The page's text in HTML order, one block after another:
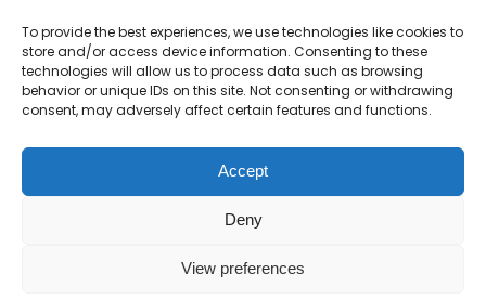
To provide the best experiences, we use technologies like cookies to
store and/or access device information. Consenting to these
technologies will allow us to process data such as browsing
behavior or unique IDs on this site. Not consenting or withdrawing
consent, may adversely affect certain features and functions.
Accept
Deny
View preferences
produkter.
WS Plasma 20” (340°C) 470-500mm
Mindre modell for mindre rørdimensjoner
WS Plasma 24“ (340°C) 570-600mm
Litt mindre størrelse for 570-600mm